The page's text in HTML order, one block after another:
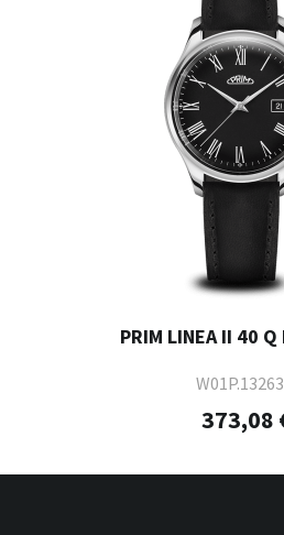
PRIM LINEA II 40 Q
373,08